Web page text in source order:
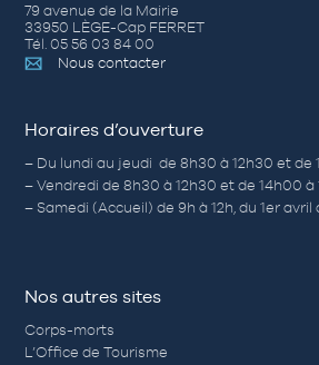
79 avenue de la Mairie
33950 LÈGE-Cap FERRET
Tél. 05 56 03 84 00
Nous contacter
Horaires d’ouverture
– Du lundi au jeudi de 8h30 à 12h30 et de
– Vendredi de 8h30 à 12h30 et de 14h00 à
– Samedi (Accueil) de 9h à 12h, du 1er avril
Nos autres sites
Corps-morts
L’Office de Tourisme